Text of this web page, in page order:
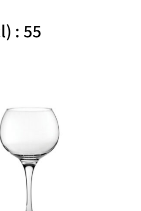
: 55